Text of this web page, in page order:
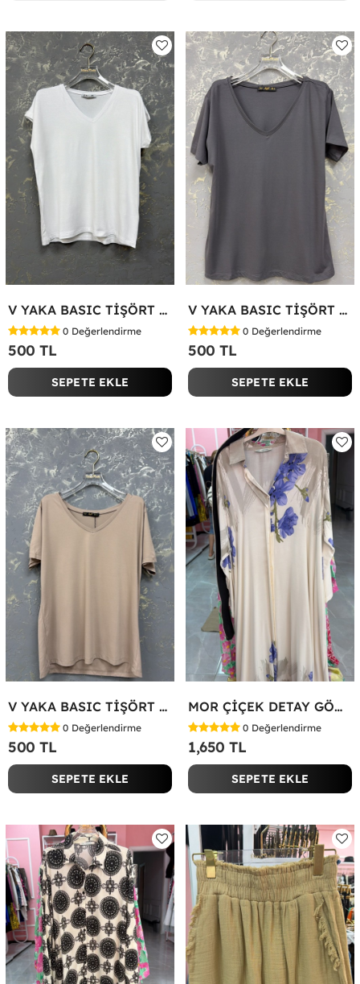
V YAKA BASIC TİŞÖRT Beyaz
0 Değerlendirme
500 TL
SEPETE EKLE
V YAKA BASIC TİŞÖRT Antrasit
0 Değerlendirme
500 TL
SEPETE EKLE
V YAKA BASIC TİŞÖRT Bej
0 Değerlendirme
500 TL
SEPETE EKLE
MOR ÇİÇEK DETAY GÖMLEK ELBİSE Beyaz
0 Değerlendirme
1,650 TL
SEPETE EKLE